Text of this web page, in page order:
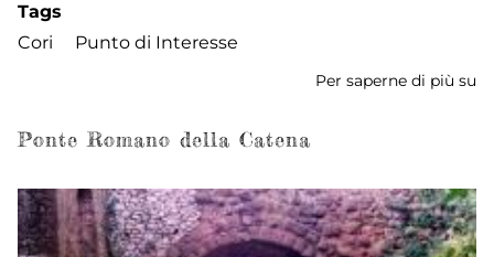
Tags
Cori
Punto di Interesse
Per saperne di più su
Ponte Romano della Catena